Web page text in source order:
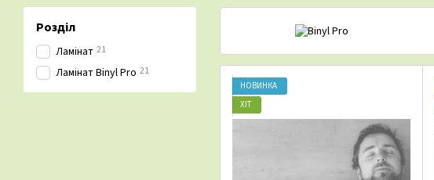
НОВИНКА
ХІТ
Розділ
Ламінат 21
Ламінат Binyl Pro 21